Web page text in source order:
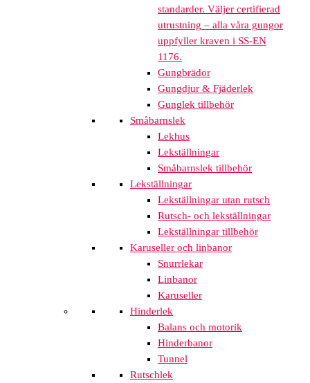
standarder. Väljer certifierad
utrustning – alla våra gungor
uppfyller kraven i SS-EN
1176.
Gungbrädor
Gungdjur & Fjäderlek
Gunglek tillbehör
Småbarnslek
Lekhus
Lekställningar
Småbarnslek tillbehör
Lekställningar
Lekställningar utan rutsch
Rutsch- och lekställningar
Lekställningar tillbehör
Karuseller och linbanor
Snurrlekar
Linbanor
Karuseller
Hinderlek
Balans och motorik
Hinderbanor
Tunnel
Rutschlek